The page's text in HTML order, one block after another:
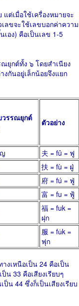
ต่เมื่อใช้เครื่องหมายจะ
ลขจะใช้เลขบอกค่าความ
อง) คือเป็นเลข 1-5
ยุกต์ทั้ง ๖ โดยสำเนียง
งกันอยู่เล็กน้อยจึงแยก
วรรณยุกต์
ตัวอย่าง
夫 = fû = ฟู
扶 = fù = ฝู่
府 = fú = ฟู่
富 = fu = ฟู้
福 = fuk =
ฝุก
服 = fu̍k =
ฟุก
งเหนือเป็น 24 คือเป็น
น 33 คือเสียงเรียบๆ
น 44 ซึ่งก็เป็นเสียงเรียบ